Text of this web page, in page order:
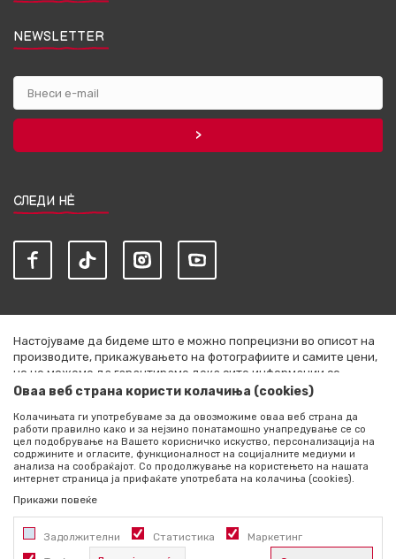
NEWSLETTER
СЛЕДИ НЀ
Настојуваме да бидеме што е можно попрецизни во описот на
производите, прикажувањето на фотографиите и самите цени,
но не можеме да гарантираме дека сите информации се
комплетни и без грешки. Сите артикли прикажани на сајтот се
секој момент. Расположливоста на производите можете да ја
проверите со повик на +389 76 444 490
©2026 literatura.mk, Изработено одNB SOFT. Сите права
задржани.
Оваа веб страна користи колачиња (cookies)
Колачињата ги употребуваме за да овозможиме оваа веб страна да
работи правилно како и за нејзино понатамошно унапредување се со
цел подобрување на Вашето корисничко искуство, персонализација на
содржините и огласите, функционалност на социјалните медиуми и
анализа на сообраќајот. Со продолжување на користењето на нашата
интернет страница ја прифаќате употребата на колачиња (cookies).
Прикажи повеќе
Задолжителни Статистика Маркетинг